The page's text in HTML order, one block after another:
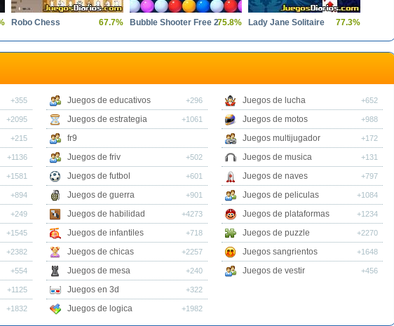
Robo Chess 67.7% Bubble Shooter Free 275.8% Lady Jane Solitaire 77.3%
+355
+2095
+215
+1136
+1581
+894
+249
+1545
+2382
+554
+1125
+1832
Juegos de educativos +296
Juegos de estrategia +1061
fr9
Juegos de friv
+502
Juegos de futbol +601
Juegos de guerra +901
Juegos de habilidad +4273
Juegos de infantiles +718
Juegos de chicas +2257
Juegos de mesa +240
Juegos en 3d +322
Juegos de logica +1982
Juegos de lucha +652
Juegos de motos +988
Juegos multijugador +172
Juegos de musica +131
Juegos de naves +797
Juegos de peliculas +1084
Juegos de plataformas +1234
Juegos de puzzle +2270
Juegos sangrientos +1648
Juegos de vestir +456